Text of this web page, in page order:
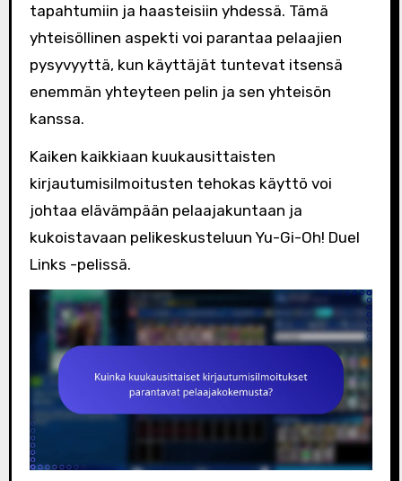
tapahtumiin ja haasteisiin yhdessä. Tämä
yhteisöllinen aspekti voi parantaa pelaajien
pysyvyyttä, kun käyttäjät tuntevat itsensä
enemmän yhteyteen pelin ja sen yhteisön
kanssa.
Kaiken kaikkiaan kuukausittaisten
kirjautumisilmoitusten tehokas käyttö voi
johtaa elävämpään pelaajakuntaan ja
kukoistavaan pelikeskusteluun Yu-Gi-Oh! Duel
Links -pelissä.